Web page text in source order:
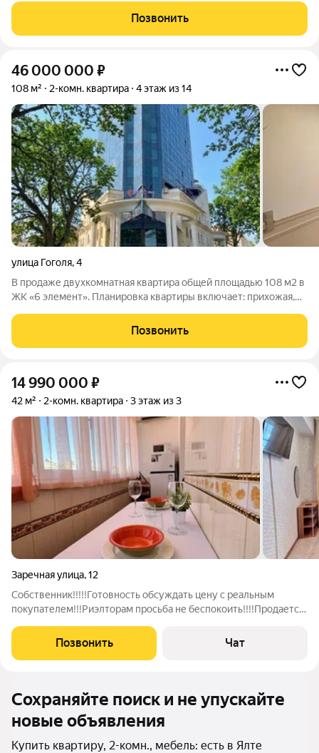
Основные характеристики: Локация: ул. Чехова (до
Позвонить
46 000 000 ₽
108 м² 2-комн. квартира 4 этаж из 14
улица Гоголя,4
В продаже двухкомнатная квартира общей площадью 108 м2 в
ЖК «6 элемент». Планировка квартиры включает: прихожая,
комната с выходом на видовую террасу и своим сан. узлом. В
квартире выполнен
Позвонить
14 990 000 ₽
42 м² 2-комн. квартира 3 этаж из 3
Заречная улица,12
Собственник!!!!!Готовность обсуждать цену с реальным
покупателем!!!Риэлторам просьба не беспокоить!!!!Продается
(возможности) с евро-ремонтом 5 минут пешком от
набережной и пляжа,рядом
Позвонить Чат
Сохраняйте поиск и не упускайте
новые объявления
Купить квартиру, 2-комн., мебель: есть в Ялте